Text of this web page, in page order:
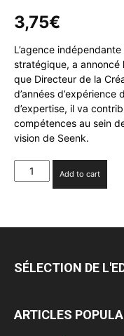
3,75€
L’agence
stratégique, a annoncé
que Directeur de la
d’années
d’expertise, il va
compétences au sein
vision de Seenk.
Lionel
Causse
Directeur
Création
Seenk
Add to cart
SÉLECTION DE
ARTICLES